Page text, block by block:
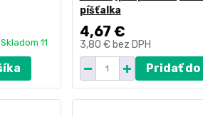
Skladom 11
píšťalka
4,67 €
3,80 € bez DPH
Pridať do